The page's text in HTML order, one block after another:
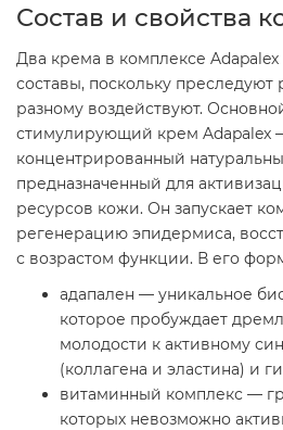
Состав и свойства
Два крема в комплексе
составы, поскольку
разному воздействуют.
стимулирующий крем Adapalex
концентрированный
предназначенный для
ресурсов кожи. Он запускает
регенерацию эпидермиса,
с возрастом функции. В его
адапален — уникальное
которое пробуждает
молодости к активному
(коллагена и эластина) и
витаминный комплекс —
которых невозможно